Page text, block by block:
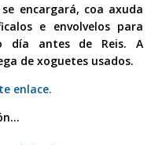
encargará, coa axuda
e envolvelos para
día antes de Reis. A
de xoguetes usados.
enlace.